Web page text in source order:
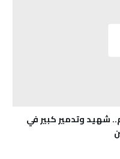
شهيد وتدمير كبير في